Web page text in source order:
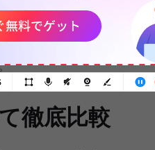
ゆる規模のビジネスにと
ているため、Synologyサ
、サービスの稼働時間を
徹底比較